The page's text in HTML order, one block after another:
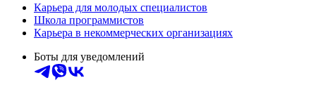
Карьера для молодых специалистов
Школа программистов
Карьера в некоммерческих организациях
Боты для уведомлений